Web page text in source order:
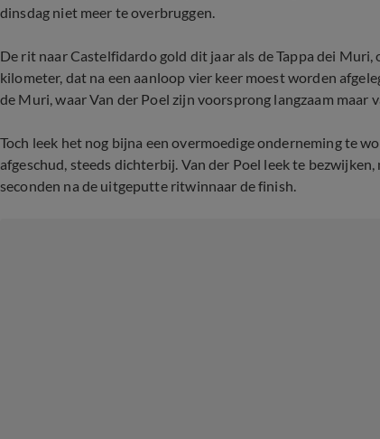
dinsdag niet meer te overbruggen.
De rit naar Castelfidardo gold dit jaar als de Tappa dei
kilometer, dat na een aanloop vier keer moest worden
de Muri, waar Van der Poel zijn voorsprong langzaam
Toch leek het nog bijna een overmoedige onderneming te
afgeschud, steeds dichterbij. Van der Poel leek te
seconden na de uitgeputte ritwinnaar de finish.